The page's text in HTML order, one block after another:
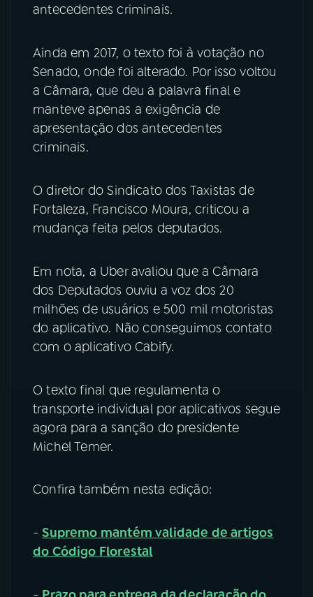
antecedentes criminais.
Ainda em 2017, o texto foi à votação no
Senado, onde foi alterado. Por isso voltou
a Câmara, que deu a palavra final e
manteve apenas a exigência de
apresentação dos antecedentes
criminais.
O diretor do Sindicato dos Taxistas de
Fortaleza, Francisco Moura, criticou a
mudança feita pelos deputados.
Em nota, a Uber avaliou que a Câmara
dos Deputados ouviu a voz dos 20
milhões de usuários e 500 mil motoristas
do aplicativo. Não conseguimos contato
com o aplicativo Cabify.
O texto final que regulamenta o
transporte individual por aplicativos segue
agora para a sanção do presidente
Michel Temer.
Confira também nesta edição:
-Supremo mantém validade de artigos
do Código Florestal